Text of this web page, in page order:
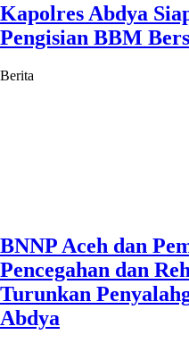
Kapolres Abdya
Pengisian BBM
Berita
BNNP Aceh dan
Pencegahan dan
Turunkan
Abdya